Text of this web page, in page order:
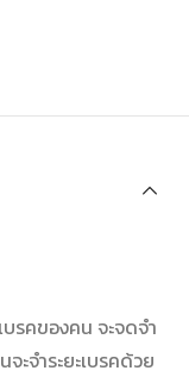
รคของคน จะจดจำ
ะจำระยะเบรคด้วย